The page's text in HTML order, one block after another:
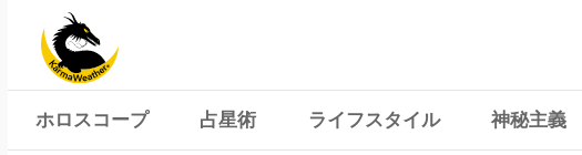
content
ホロスコープ 占星術 ライフスタイル 神秘主義